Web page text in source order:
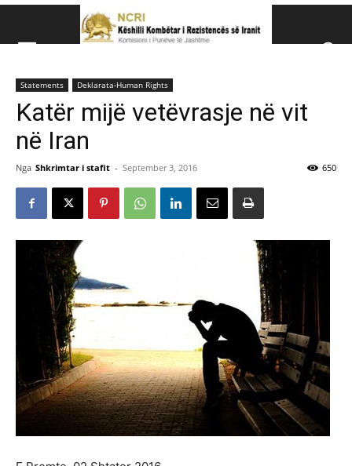
Këshillit Kombëtar të Rezistencës së Iranit (NCRI)
Statements Deklarata-Human Rights
Katër mijë vetëvrasje në vit
në Iran
Nga Shkrimtar i stafit - September 3, 2016 650